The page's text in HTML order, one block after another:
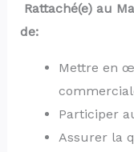
Rattaché(e) au
de:
Mettre en
Participer
Assurer la